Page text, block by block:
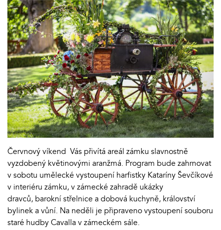
Červnový víkend Vás přivítá areál zámku slavnostně
vyzdobený květinovými aranžmá. Program bude zahrnovat
v sobotu umělecké vystoupení harfistky Kataríny Ševčíkové
v interiéru zámku, v zámecké zahradě ukázky
dravců, barokní střelnice a dobová kuchyně, království
bylinek a vůní. Na neděli je připraveno vystoupení souboru
staré hudby Cavalla v zámeckém sále.